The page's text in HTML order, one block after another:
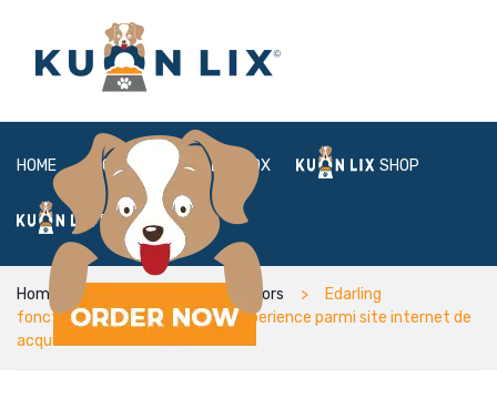
HOME ABOUT BOX SHOP
FAQ LOGIN
Home Our Teen Network visitors
Edarling
fonctionnaires Annotation et experience parmi site internet de
acquitte fonctionnaires